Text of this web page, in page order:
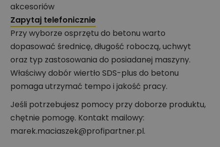
akcesoriów
Zapytaj telefonicznie
Przy wyborze osprzętu do betonu warto
dopasować średnicę, długość roboczą, uchwyt
oraz typ zastosowania do posiadanej maszyny.
Właściwy dobór wiertło SDS-plus do betonu
pomaga utrzymać tempo i jakość pracy.
Jeśli potrzebujesz pomocy przy doborze produktu,
chętnie pomogę. Kontakt mailowy:
marek.maciaszek@profipartner.pl.